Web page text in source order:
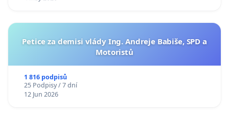
Petice za demisi vlády Ing. Andreje Babiše, SPD a
Motoristů
1 816 podpisů
25 Podpisy / 7 dní
12 Jun 2026